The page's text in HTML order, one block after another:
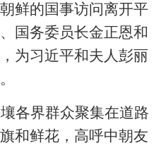
鲜的国事访问离开平
国务委员长金正恩和
为习近平和夫人彭丽
各界群众聚集在道路
和鲜花，高呼中朝友